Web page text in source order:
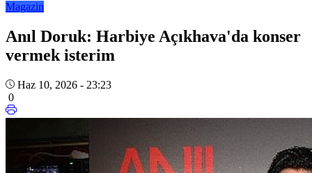
Magazin
Anıl Doruk: Harbiye Açıkhava'da konser
vermek isterim
Haz 10, 2026 - 23:23
0